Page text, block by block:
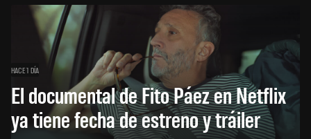
HACE 1 DÍA
El documental de Fito Páez en Netflix
ya tiene fecha de estreno y tráiler